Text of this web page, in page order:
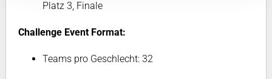
Platz 3, Finale
Challenge Event Format:
Teams pro Geschlecht: 32